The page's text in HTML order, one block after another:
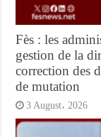
Fès : les
gestion de la
correction des
de mutation
3 August، 2026